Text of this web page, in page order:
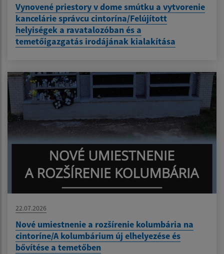
Vynovené priestory v dome smútku a vytvorenie
kancelárie správcu cintorína/Felújított
helyiségek a ravatalozóban és a
temetőigazgatás irodájának kialakítása
22.07.2026
Nové umiestnenie a rozšírenie kolumbária na
cintoríne/A kolumbárium új elhelyezése és
bővítése a temetőben